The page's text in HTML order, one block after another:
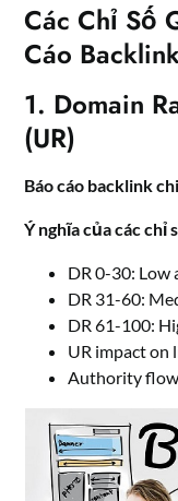
Các Chỉ Số
Cáo
1. Domain
(UR)
Báo cáo backlink
Ý nghĩa của các chỉ
DR 0-30:
DR 31-60:
DR 61-100:
UR impact on
Authority